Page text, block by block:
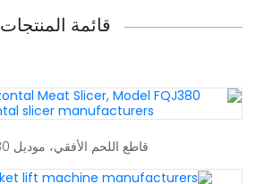
قائمة المنتجات
قاطع اللحم الأفقي، موديل FQJ380